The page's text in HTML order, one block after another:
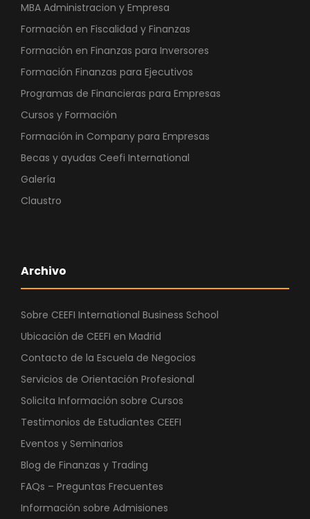
MBA Administracion y Empresa
Formación en Fiscalidad y Finanzas
Formación en Finanzas para Inversores
Formación Finanzas para Ejecutivos
Programas de Financieras para Empresas
Cursos y Formación
Formación in Company para Empresas
Becas y ayudas Ceefi International
Galería
Claustro
Archivo
Sobre CEEFI International Business School
Ubicación de CEEFI en Madrid
Contacto de la Escuela de Negocios
Servicios de Orientación Profesional
Solicita Información sobre Cursos
Testimonios de Estudiantes CEEFI
Eventos y Seminarios
Blog de Finanzas y Trading
FAQs – Preguntas Frecuentes
Información sobre Admisiones